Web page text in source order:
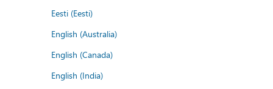
Eesti (Eesti)
English (Australia)
English (Canada)
English (India)